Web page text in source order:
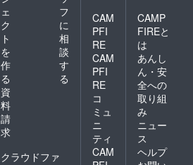
ェ
ク
ト
を
作
る
フ
に
相
談
す
る
資
料
請
求
クラウドファ
CAM
PFI
RE
CAM
PFI
RE
コ
ミュ
ニ
ティ
CAM
CAMP
FIREと
は
あんし
ん・安
全への
取り組
み
ニュー
ス
ヘルプ